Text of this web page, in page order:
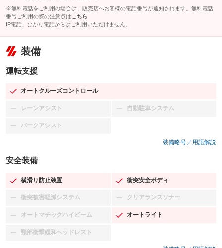
※無料電話をご利用の場合は、販売店へお客様の電話番号が通知されます。無料電話
番号ご利用の際の注意点は こちら
IP電話、ひかり電話からはご利用いただけません。
装備
運転支援
オートクルーズコントロール
：装備あり
レーンアシスト
：装備なし 自動駐車システム
：装備なし
パークアシスト
：装備なし
装備略号／用語解説
安全装備
横滑り防止装置
：装備あり 衝突安全ボディ
：装備あり
衝突被害軽減システム
：装備なし クリアランスソナー
：装備なし
オートマチックハイビーム
：装備なし オートライト
：装備あり
頸部衝撃緩和ヘッドレスト
：装備なし